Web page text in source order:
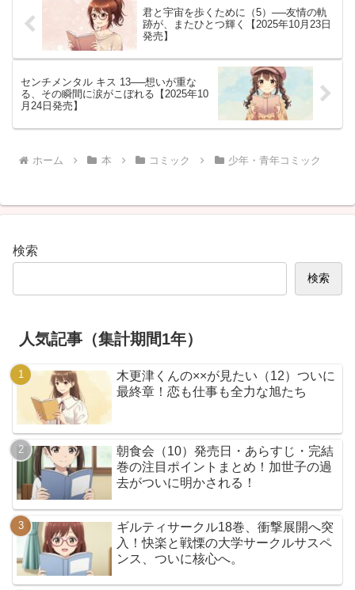
実用的。 各国の利害や思惑が
具...
君と宇宙を歩くために（5）──友情の軌
跡が、またひとつ輝く【2025年10月23日
発売】
センチメンタル キス 13──想いが重な
る、その瞬間に涙がこぼれる【2025年10
月24日発売】
ホーム 本 コミック 少年・青年コミック
検索
検索
人気記事（集計期間1年）
木更津くんの××が見たい（12）ついに
最終章！恋も仕事も全力な旭たち
朝食会（10）発売日・あらすじ・完結
巻の注目ポイントまとめ！加世子の過
去がついに明かされる！
ギルティサークル18巻、衝撃展開へ突
入！快楽と戦慄の大学サークルサスペ
ンス、ついに核心へ。